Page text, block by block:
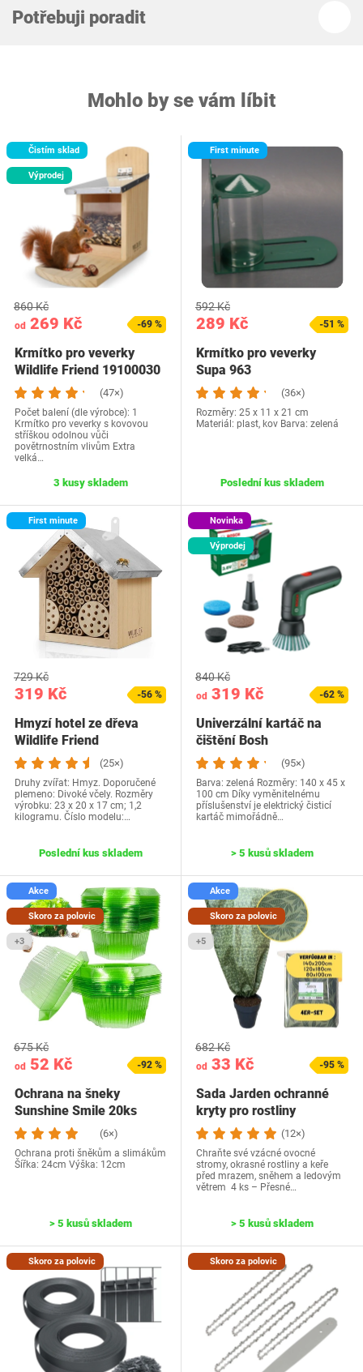
Potřebuji poradit
Mohlo by se vám líbit
Čistím sklad
Výprodej
od 269 Kč
860 Kč
-69 %
Krmítko pro veverky
Wildlife Friend 19100030
(47×)
Počet balení (dle výrobce): 1
Krmítko pro veverky s kovovou
stříškou odolnou vůči
povětrnostním vlivům Extra
velká…
3 kusy skladem
First minute
289 Kč
592 Kč
-51 %
Krmítko pro veverky
Supa 963
(36×)
Rozměry: 25 x 11 x 21 cm
Materiál: plast, kov Barva: zelená
Poslední kus skladem
First minute
319 Kč
729 Kč
-56 %
Hmyzí hotel ze dřeva
Wildlife Friend
(25×)
Druhy zvířat: Hmyz. Doporučené
plemeno: Divoké včely. Rozměry
výrobku: 23 x 20 x 17 cm; 1,2
kilogramu. Číslo modelu:…
Poslední kus skladem
Novinka
Výprodej
od 319 Kč
840 Kč
-62 %
Univerzální kartáč na
čištění Bosh
(95×)
Barva: zelená Rozměry: 140 x 45 x
100 cm Díky vyměnitelnému
příslušenství je elektrický čisticí
kartáč mimořádně…
> 5 kusů skladem
Akce
Skoro za polovic
+3
od 52 Kč
675 Kč
-92 %
Ochrana na šneky
Sunshine Smile 20ks
(6×)
Ochrana proti šněkům a slimákům
Šířka: 24cm Výška: 12cm
> 5 kusů skladem
Akce
Skoro za polovic
+5
od 33 Kč
682 Kč
-95 %
Sada Jarden ochranné
kryty pro rostliny
(12×)
Chraňte své vzácné ovocné
stromy, okrasné rostliny a keře
před mrazem, sněhem a ledovým
větrem 4 ks – Přesné…
> 5 kusů skladem
Skoro za polovic Skoro za polovic